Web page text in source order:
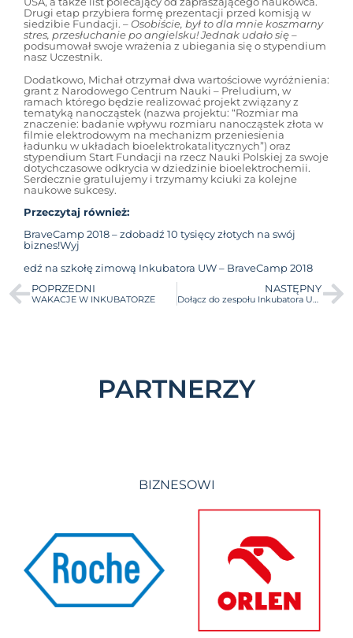
Drugi etap przybiera formę prezentacji przed komisją w
siedzibie Fundacji. – Osobiście, był to dla mnie koszmarny
stres, przesłuchanie po angielsku! Jednak udało się –
podsumował swoje wrażenia z ubiegania się o stypendium
nasz Uczestnik.
Dodatkowo, Michał otrzymał dwa wartościowe wyróżnienia:
grant z Narodowego Centrum Nauki – Preludium, w
ramach którego będzie realizować projekt związany z
tematyką nanocząstek (nazwa projektu: “Rozmiar ma
znaczenie: badanie wpływu rozmiaru nanocząstek złota w
filmie elektrodowym na mechanizm przeniesienia
ładunku w układach bioelektrokatalitycznych”) oraz
stypendium Start Fundacji na rzecz Nauki Polskiej za swoje
dotychczasowe odkrycia w dziedzinie bioelektrochemii.
Serdecznie gratulujemy i trzymamy kciuki za kolejne
naukowe sukcesy.
Przeczytaj również:
BraveCamp 2018 – zdobadź 10 tysięcy złotych na swój
biznes!Wyj
edź na szkołę zimową Inkubatora UW – BraveCamp 2018
POPRZEDNI
WAKACJE W INKUBATORZE
NASTĘPNY
PARTNERZY
BIZNESOWI